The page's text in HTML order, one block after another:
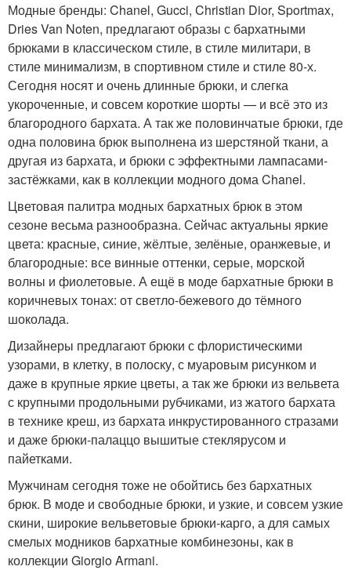
Модные бренды: Chanel, Gucci, Christian Dior, Sportmax,
Dries Van Noten, предлагают образы с бархатными
брюками в классическом стиле, в стиле милитари, в
стиле минимализм, в спортивном стиле и стиле 80-х.
Сегодня носят и очень длинные брюки, и слегка
укороченные, и совсем короткие шорты — и всё это из
благородного бархата. А так же половинчатые брюки, где
одна половина брюк выполнена из шерстяной ткани, а
другая из бархата, и брюки с эффектными лампасами-
застёжками, как в коллекции модного дома Chanel.
Цветовая палитра модных бархатных брюк в этом
сезоне весьма разнообразна. Сейчас актуальны яркие
цвета: красные, синие, жёлтые, зелёные, оранжевые, и
благородные: все винные оттенки, серые, морской
волны и фиолетовые. А ещё в моде бархатные брюки в
коричневых тонах: от светло-бежевого до тёмного
шоколада.
Дизайнеры предлагают брюки с флористическими
узорами, в клетку, в полоску, с муаровым рисунком и
даже в крупные яркие цветы, а так же брюки из вельвета
с крупными продольными рубчиками, из жатого бархата
в технике креш, из бархата инкрустированного стразами
и даже брюки-палаццо вышитые стеклярусом и
пайетками.
Мужчинам сегодня тоже не обойтись без бархатных
брюк. В моде и свободные брюки, и узкие, и совсем узкие
скини, широкие вельветовые брюки-карго, а для самых
смелых модников бархатные комбинезоны, как в
коллекции Giorgio Armani.